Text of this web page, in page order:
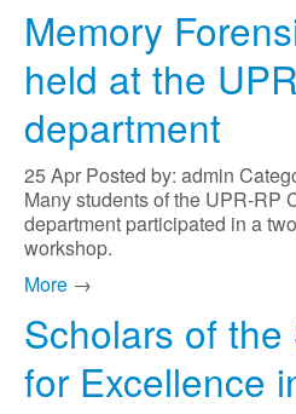
Memory
held at the
department
25 Apr Posted by: admin
Many students of the UPR-RP
department participated in a
workshop.
More →
Scholars of
for Excellence